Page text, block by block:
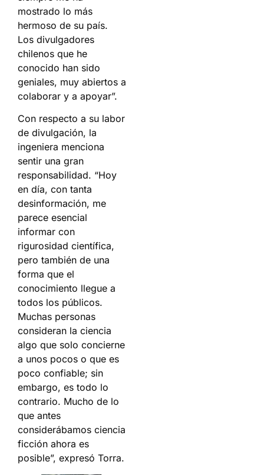
mostrado lo más
hermoso de su país.
Los divulgadores
chilenos que he
conocido han sido
geniales, muy abiertos a
colaborar y a apoyar”.
Con respecto a su labor
de divulgación, la
ingeniera menciona
sentir una gran
responsabilidad. “Hoy
en día, con tanta
desinformación, me
parece esencial
informar con
rigurosidad científica,
pero también de una
forma que el
conocimiento llegue a
todos los públicos.
Muchas personas
consideran la ciencia
algo que solo concierne
a unos pocos o que es
poco confiable; sin
embargo, es todo lo
contrario. Mucho de lo
que antes
considerábamos ciencia
ficción ahora es
posible”, expresó Torra.